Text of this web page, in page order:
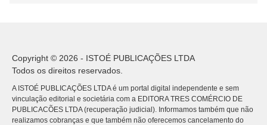
Copyright © 2026 - ISTOÉ PUBLICAÇÕES LTDA
Todos os direitos reservados.
A ISTOÉ PUBLICAÇÕES LTDA é um portal digital independente e sem
vinculação editorial e societária com a EDITORA TRES COMÉRCIO DE
PUBLICACÕES LTDA (recuperação judicial). Informamos também que não
realizamos cobranças e que também não oferecemos cancelamento do